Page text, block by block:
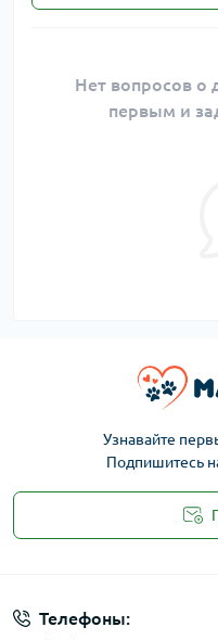
Нет вопросов о
первым и
Узнавайте
Подпишитесь
Телефоны: